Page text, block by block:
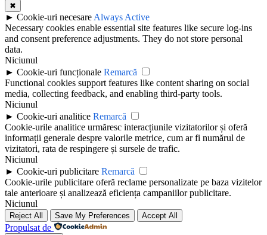
✖
► Cookie-uri necesare Always Active
Necessary cookies enable essential site features like secure log-ins
and consent preference adjustments. They do not store personal
data.
Niciunul
► Cookie-uri funcționale Remarcă
Functional cookies support features like content sharing on social
media, collecting feedback, and enabling third-party tools.
Niciunul
► Cookie-uri analitice Remarcă
Cookie-urile analitice urmăresc interacțiunile vizitatorilor și oferă
informații generale despre valorile metrice, cum ar fi numărul de
vizitatori, rata de respingere și sursele de trafic.
Niciunul
► Cookie-uri publicitare Remarcă
Cookie-urile publicitare oferă reclame personalizate pe baza vizitelor
tale anterioare și analizează eficiența campaniilor publicitare.
Niciunul
Reject All Save My Preferences Accept All
Propulsat de